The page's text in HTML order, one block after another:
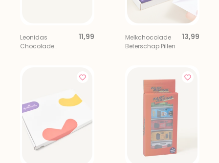
Leonidas
Chocolade
11,99
Melkchocolade
Beterschap Pillen
13,99